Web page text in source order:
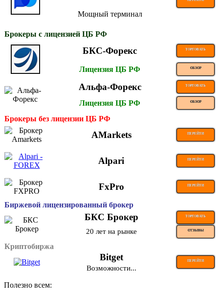
Мощный терминал
Брокеры с лицензией ЦБ РФ
БКС-Форекс ТОРГОВАТЬ
Лицензия ЦБ РФ ОБЗОР
Альфа-Форекс ТОРГОВАТЬ
Лицензия ЦБ РФ ОБЗОР
Брокеры без лицензии ЦБ РФ
AMarkets ПЕРЕЙТИ
Alpari ПЕРЕЙТИ
FxPro ПЕРЕЙТИ
Биржевой лицензированный брокер
БКС Брокер ТОРГОВАТЬ
20 лет на рынке ОТЗЫВЫ
Криптобиржа
Bitget ПЕРЕЙТИ
Возможности...
Полезно всем: